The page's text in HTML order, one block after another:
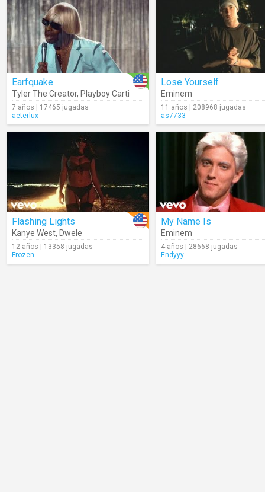
Earfquake
Tyler The Creator, Playboy Carti
7 años | 17465 jugadas
aeterlux
Lose Yourself
Eminem
11 años | 208968 jugadas
as7733
Flashing Lights
Kanye West, Dwele
12 años | 13358 jugadas
Frozen
My Name Is
Eminem
4 años | 28668 jugadas
Endyyy